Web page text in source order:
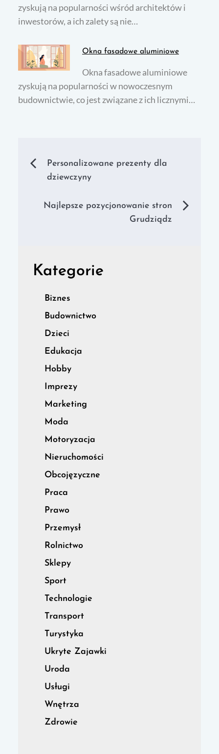
zyskują na popularności wśród architektów i
inwestorów, a ich zalety są nie…
Okna fasadowe aluminiowe
Okna fasadowe aluminiowe
zyskują na popularności w nowoczesnym
budownictwie, co jest związane z ich licznymi…
Nawigacja
Personalizowane prezenty dla
dziewczyny
Najlepsze pozycjonowanie stron
Grudziądz
Kategorie
Biznes
Budownictwo
Dzieci
Edukacja
Hobby
Imprezy
Marketing
Moda
Motoryzacja
Nieruchomości
Obcojęzyczne
Praca
Prawo
Przemysł
Rolnictwo
Sklepy
Sport
Technologie
Transport
Turystyka
Ukryte Zajawki
Uroda
Usługi
Wnętrza
Zdrowie